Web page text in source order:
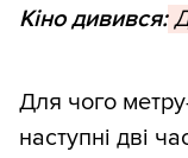
Кіно дивився:
Для чого
наступні дві